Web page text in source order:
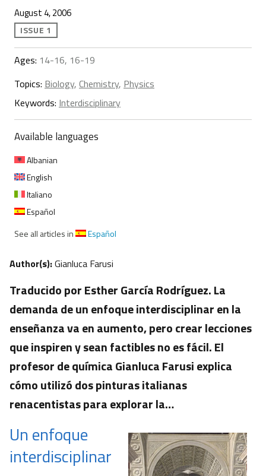
August 4, 2006
ISSUE 1
Ages: 14-16, 16-19
Topics: Biology, Chemistry, Physics
Keywords: Interdisciplinary
Available languages
Albanian
English
Italiano
Español
See all articles in
Español
Author(s):Gianluca Farusi
Traducido por Esther García Rodríguez. La
demanda de un enfoque interdisciplinar en la
enseñanza va en aumento, pero crear lecciones
que inspiren y sean factibles no es fácil. El
profesor de química Gianluca Farusi explica
cómo utilizó dos pinturas italianas
renacentistas para explorar la…
Un enfoque
interdisciplinar